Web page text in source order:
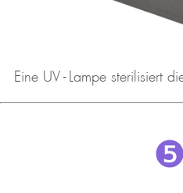
Eine UV - Lampe sterilisiert
❺